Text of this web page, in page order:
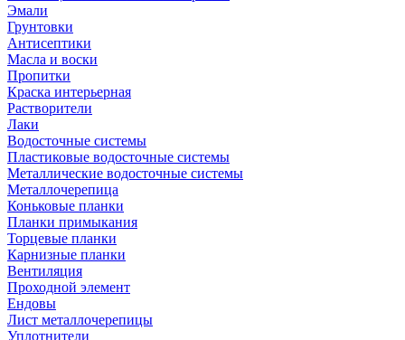
Эмали
Грунтовки
Антисептики
Масла и воски
Пропитки
Краска интерьерная
Растворители
Лаки
Водосточные системы
Пластиковые водосточные системы
Металлические водосточные системы
Металлочерепица
Коньковые планки
Планки примыкания
Торцевые планки
Карнизные планки
Вентиляция
Проходной элемент
Ендовы
Лист металлочерепицы
Уплотнители